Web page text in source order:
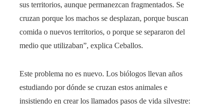
sus territorios, aunque permanezcan fragmentados. Se
cruzan porque los machos se desplazan, porque buscan
comida o nuevos territorios, o porque se separaron del
medio que utilizaban”, explica Ceballos.
Este problema no es nuevo. Los biólogos llevan años
estudiando por dónde se cruzan estos animales e
insistiendo en crear los llamados pasos de vida silvestre: